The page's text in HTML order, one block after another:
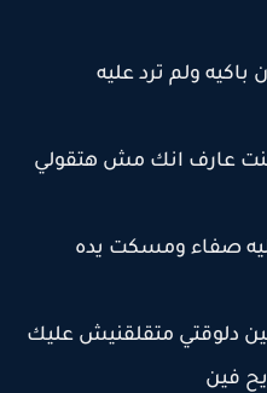
ولم ترد عليه
عارف انك مش هتقولي
صفاء ومسكت يده
دلوقتي متقلقنيش عليك
فين